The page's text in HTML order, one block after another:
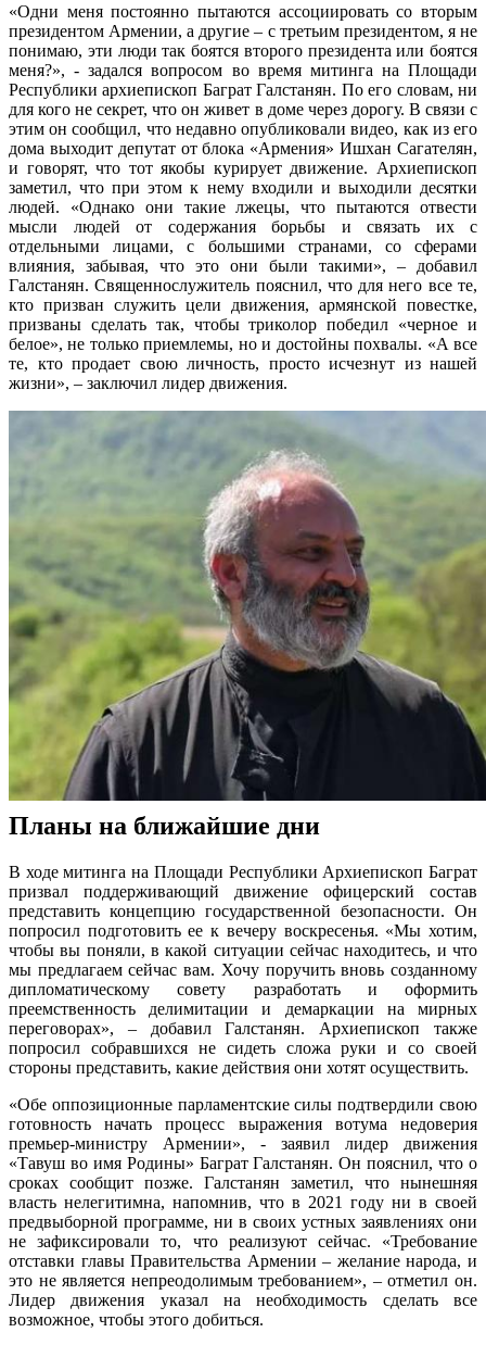
«Одни меня постоянно пытаются ассоциировать со вторым
президентом Армении, а другие – с третьим президентом, я не
понимаю, эти люди так боятся второго президента или боятся
меня?», - задался вопросом во время митинга на Площади
Республики архиепископ Баграт Галстанян. По его словам, ни
для кого не секрет, что он живет в доме через дорогу. В связи с
этим он сообщил, что недавно опубликовали видео, как из его
дома выходит депутат от блока «Армения» Ишхан Сагателян,
и говорят, что тот якобы курирует движение. Архиепископ
заметил, что при этом к нему входили и выходили десятки
людей. «Однако они такие лжецы, что пытаются отвести
мысли людей от содержания борьбы и связать их с
отдельными лицами, с большими странами, со сферами
влияния, забывая, что это они были такими», – добавил
Галстанян. Священнослужитель пояснил, что для него все те,
кто призван служить цели движения, армянской повестке,
призваны сделать так, чтобы триколор победил «черное и
белое», не только приемлемы, но и достойны похвалы. «А все
те, кто продает свою личность, просто исчезнут из нашей
жизни», – заключил лидер движения.
Планы на ближайшие дни
В ходе митинга на Площади Республики Архиепископ Баграт
призвал поддерживающий движение офицерский состав
представить концепцию государственной безопасности. Он
попросил подготовить ее к вечеру воскресенья. «Мы хотим,
чтобы вы поняли, в какой ситуации сейчас находитесь, и что
мы предлагаем сейчас вам. Хочу поручить вновь созданному
дипломатическому совету разработать и оформить
преемственность делимитации и демаркации на мирных
переговорах», – добавил Галстанян. Архиепископ также
попросил собравшихся не сидеть сложа руки и со своей
стороны представить, какие действия они хотят осуществить.
«Обе оппозиционные парламентские силы подтвердили свою
готовность начать процесс выражения вотума недоверия
премьер-министру Армении», - заявил лидер движения
«Тавуш во имя Родины» Баграт Галстанян. Он пояснил, что о
сроках сообщит позже. Галстанян заметил, что нынешняя
власть нелегитимна, напомнив, что в 2021 году ни в своей
предвыборной программе, ни в своих устных заявлениях они
не зафиксировали то, что реализуют сейчас. «Требование
отставки главы Правительства Армении – желание народа, и
это не является непреодолимым требованием», – отметил он.
Лидер движения указал на необходимость сделать все
возможное, чтобы этого добиться.